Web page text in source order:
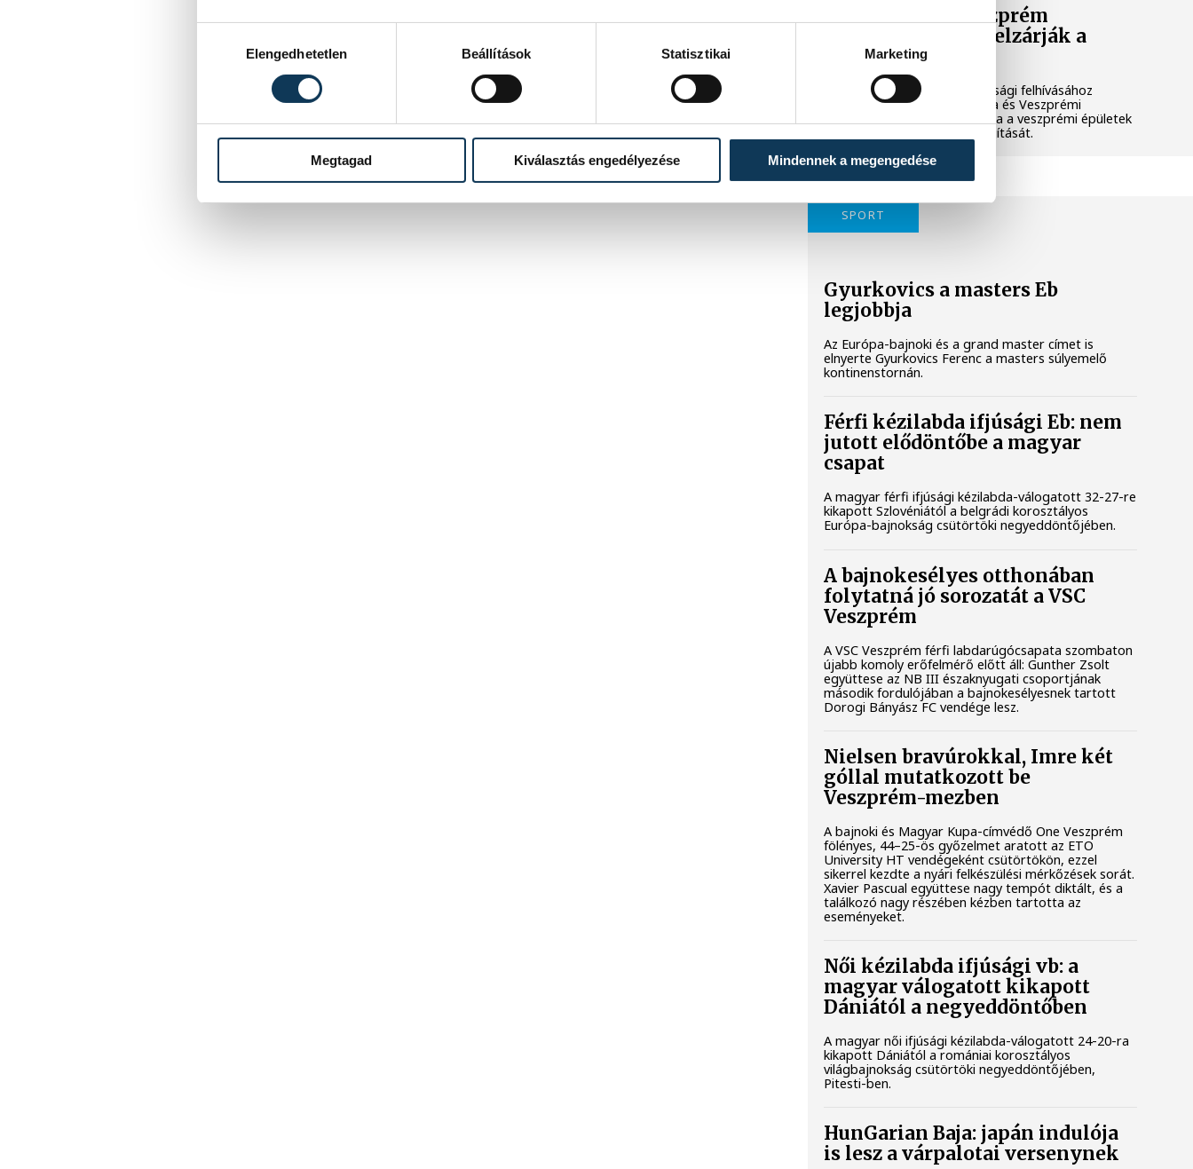
Elengedhetetlen
Beállítások Statisztikai Marketing
Megtagad Kiválasztás engedélyezése Mindennek a megengedése
Lekapcsolják Veszprém
díszkivilágítását, elzárják a
szökőkutakat
A kormány energiatakarékossági felhívásához
csatlakozva Veszprém városa és Veszprémi
Főegyházmegye is lekapcsolta a veszprémi épületek
és nevezetességek díszkivilágítását.
SPORT
Gyurkovics a masters Eb
legjobbja
Az Európa-bajnoki és a grand master címet is
elnyerte Gyurkovics Ferenc a masters súlyemelő
kontinenstornán.
Férfi kézilabda ifjúsági Eb: nem
jutott elődöntőbe a magyar
csapat
A magyar férfi ifjúsági kézilabda-válogatott 32-27-re
kikapott Szlovéniától a belgrádi korosztályos
Európa-bajnokság csütörtöki negyeddöntőjében.
A bajnokesélyes otthonában
folytatná jó sorozatát a VSC
Veszprém
A VSC Veszprém férfi labdarúgócsapata szombaton
újabb komoly erőfelmérő előtt áll: Gunther Zsolt
együttese az NB III északnyugati csoportjának
második fordulójában a bajnokesélyesnek tartott
Dorogi Bányász FC vendége lesz.
Nielsen bravúrokkal, Imre két
góllal mutatkozott be
Veszprém-mezben
A bajnoki és Magyar Kupa-címvédő One Veszprém
fölényes, 44–25-ös győzelmet aratott az ETO
University HT vendégeként csütörtökön, ezzel
sikerrel kezdte a nyári felkészülési mérkőzések sorát.
Xavier Pascual együttese nagy tempót diktált, és a
találkozó nagy részében kézben tartotta az
eseményeket.
Női kézilabda ifjúsági vb: a
magyar válogatott kikapott
Dániától a negyeddöntőben
A magyar női ifjúsági kézilabda-válogatott 24-20-ra
kikapott Dániától a romániai korosztályos
világbajnokság csütörtöki negyeddöntőjében,
Pitesti-ben.
HunGarian Baja: japán indulója
is lesz a várpalotai versenynek